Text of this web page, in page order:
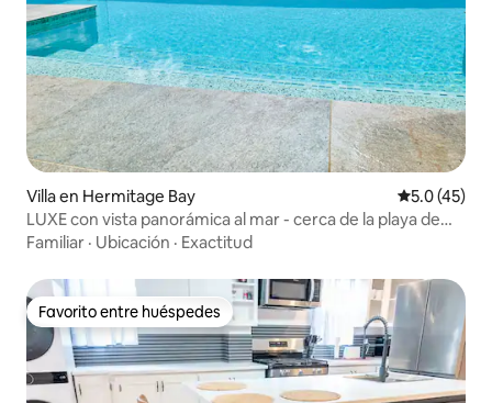
Villa en Hermitage Bay Calificación
5.0 (45)
LUXE con vista panorámica al mar - cerca de la playa de
Hermitage Bay
Familiar · Ubicación · Exactitud
Favorito entre huéspedes
Favorito entre huéspedes